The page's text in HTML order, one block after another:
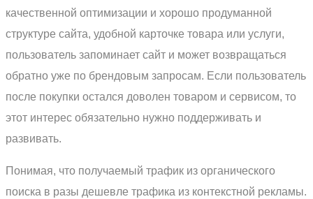
качественной оптимизации и хорошо продуманной
структуре сайта, удобной карточке товара или услуги,
пользователь запоминает сайт и может возвращаться
обратно уже по брендовым запросам. Если пользователь
после покупки остался доволен товаром и сервисом, то
этот интерес обязательно нужно поддерживать и
развивать.
Понимая, что получаемый трафик из органического
поиска в разы дешевле трафика из контекстной рекламы.